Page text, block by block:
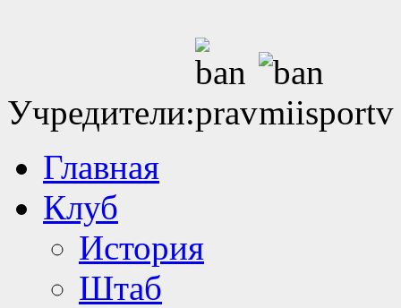
Учредители:
Главная
Клуб
История
Штаб